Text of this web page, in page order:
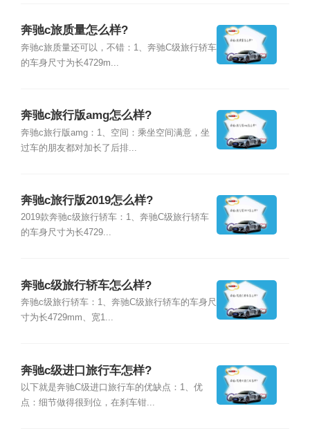
奔驰c旅质量怎么样?
奔驰c旅质量还可以，不错：1、奔驰C级旅行轿车
的车身尺寸为长4729m...
奔驰c旅行版amg怎么样?
奔驰c旅行版amg：1、空间：乘坐空间满意，坐
过车的朋友都对加长了后排...
奔驰c旅行版2019怎么样?
2019款奔驰c级旅行轿车：1、奔驰C级旅行轿车
的车身尺寸为长4729...
奔驰c级旅行轿车怎么样?
奔驰c级旅行轿车：1、奔驰C级旅行轿车的车身尺
寸为长4729mm、宽1...
奔驰c级进口旅行车怎样?
以下就是奔驰C级进口旅行车的优缺点：1、优
点：细节做得很到位，在刹车钳...